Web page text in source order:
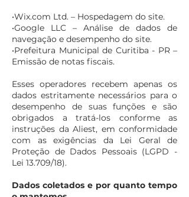
•Wix.com Ltd. – Hospedagem do site.
•Google LLC – Análise de dados de
navegação e desempenho do site.
•Prefeitura Municipal de Curitiba - PR –
Emissão de notas fiscais.
Esses operadores recebem apenas os
dados estritamente necessários para o
desempenho de suas funções e são
obrigados a tratá-los conforme as
instruções da Aliest, em conformidade
com as exigências da Lei Geral de
Proteção de Dados Pessoais (LGPD -
Lei 13.709/18).
Dados coletados e por quanto tempo